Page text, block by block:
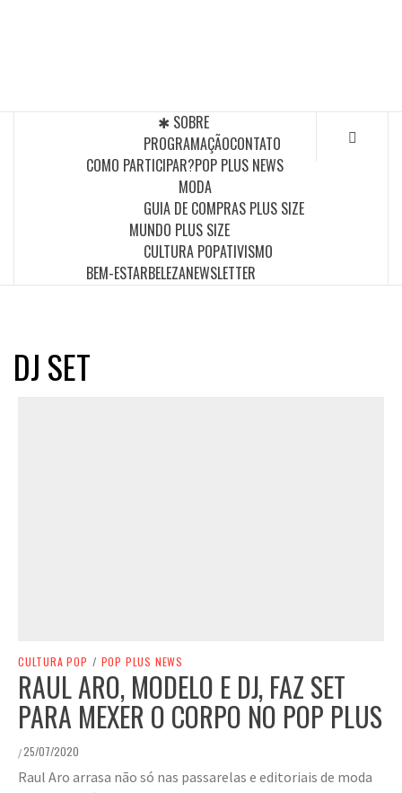
✱ SOBRE
PROGRAMAÇÃOCONTATO
COMO PARTICIPAR?POP PLUS NEWS
MODA
GUIA DE COMPRAS PLUS SIZE
MUNDO PLUS SIZE
CULTURA POPATIVISMO
BEM-ESTARBELEZANEWSLETTER
DJ SET
CULTURA POP / POP PLUS NEWS
RAUL ARO, MODELO E DJ, FAZ SET
PARA MEXER O CORPO NO POP PLUS
/25/07/2020
Raul Aro arrasa não só nas passarelas e editoriais de moda